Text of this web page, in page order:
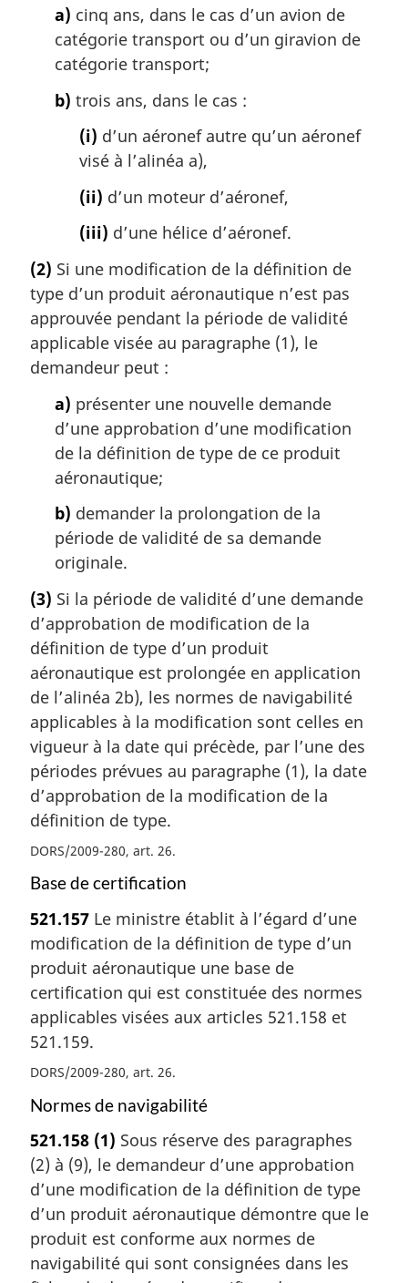
a) cinq ans, dans le cas d’un avion de
catégorie transport ou d’un giravion de
catégorie transport;
b) trois ans, dans le cas :
(i) d’un aéronef autre qu’un aéronef
visé à l’alinéa a),
(ii) d’un moteur d’aéronef,
(iii) d’une hélice d’aéronef.
(2) Si une modification de la définition de
type d’un produit aéronautique n’est pas
approuvée pendant la période de validité
applicable visée au paragraphe (1), le
demandeur peut :
a) présenter une nouvelle demande
d’une approbation d’une modification
de la définition de type de ce produit
aéronautique;
b) demander la prolongation de la
période de validité de sa demande
originale.
(3) Si la période de validité d’une demande
d’approbation de modification de la
définition de type d’un produit
aéronautique est prolongée en application
de l’alinéa 2b), les normes de navigabilité
applicables à la modification sont celles en
vigueur à la date qui précède, par l’une des
périodes prévues au paragraphe (1), la date
d’approbation de la modification de la
définition de type.
DORS/2009-280, art. 26
Base de certification
521.157 Le ministre établit à l’égard d’une
modification de la définition de type d’un
produit aéronautique une base de
certification qui est constituée des normes
applicables visées aux articles 521.158 et
521.159.
DORS/2009-280, art. 26
Normes de navigabilité
521.158 (1) Sous réserve des paragraphes
(2) à (9), le demandeur d’une approbation
d’une modification de la définition de type
d’un produit aéronautique démontre que le
produit est conforme aux normes de
navigabilité qui sont consignées dans les